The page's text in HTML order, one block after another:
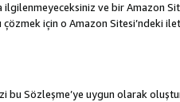
ve bir Amazon
için o Amazon Sitesi’ndeki
bu Sözleşme’ye uygun olarak